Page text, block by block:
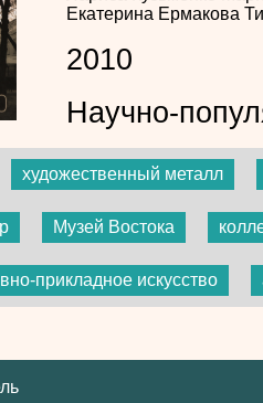
Екатерина Ермакова
2010
Научно-
художественный металл
Музей Востока
прикладное искусство